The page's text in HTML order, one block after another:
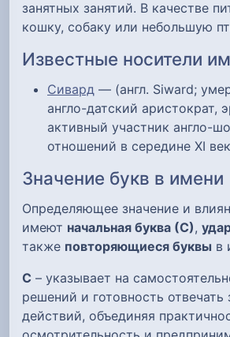
занятных занятий. В качестве
кошку, собаку или небольшую
Известные носители
Сивард — (англ. Siward;
англо-датский аристократ,
активный участник англо-
отношений в середине XI
Значение букв в имени
Определяющее значение и
имеют начальная буква (С),
также повторяющиеся буквы в
С – указывает на
решений и готовность отвечать
действий, объединяя